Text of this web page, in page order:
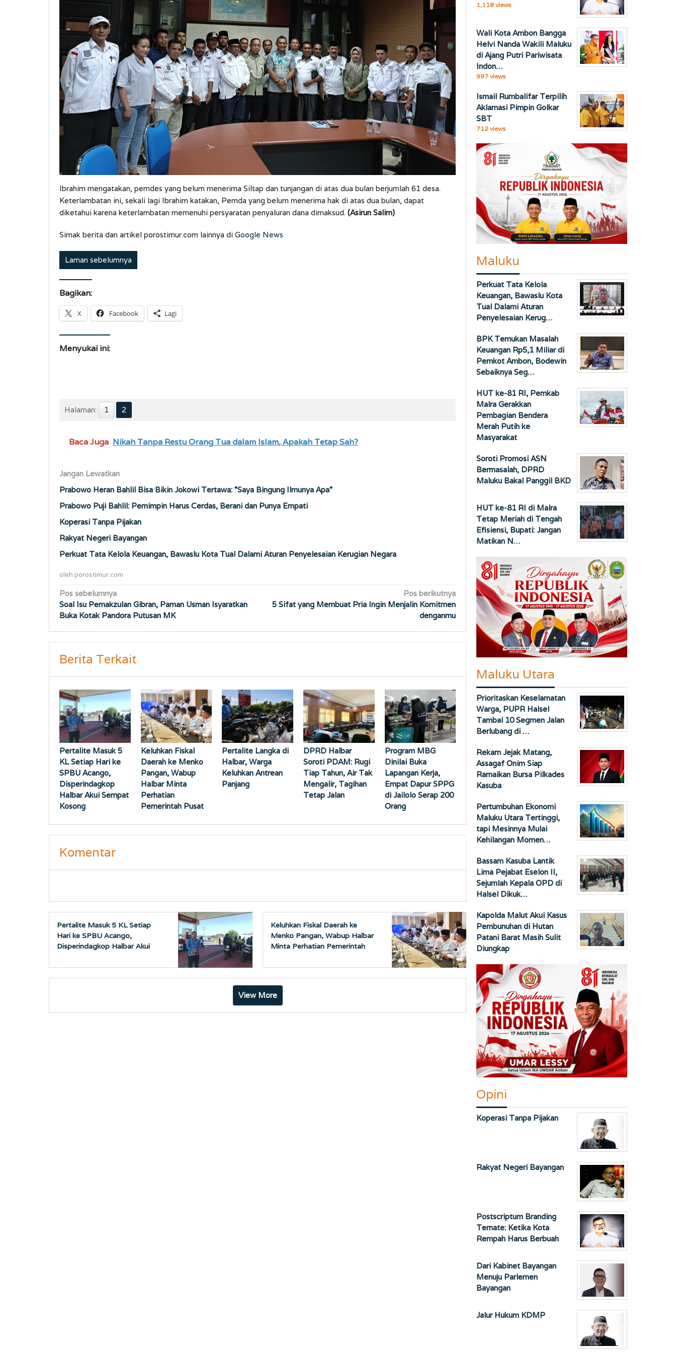
Ibrahim mengatakan, pemdes yang belum menerima Siltap dan tunjangan di atas dua bulan berjumlah 61 desa.
Keterlambatan ini, sekali lagi Ibrahim katakan, Pemda yang belum menerima hak di atas dua bulan, dapat
diketahui karena keterlambatan memenuhi persyaratan penyaluran dana dimaksud. (Asirun Salim)
Simak berita dan artikel porostimur.com lainnya di Google News
Laman sebelumnya
Bagikan:
X Facebook Lagi
Menyukai ini:
Halaman: 1 2
Baca Juga Nikah Tanpa Restu Orang Tua dalam Islam, Apakah Tetap Sah?
Jangan Lewatkan
Prabowo Heran Bahlil Bisa Bikin Jokowi Tertawa: “Saya Bingung Ilmunya Apa”
Prabowo Puji Bahlil: Pemimpin Harus Cerdas, Berani dan Punya Empati
Koperasi Tanpa Pijakan
Rakyat Negeri Bayangan
Perkuat Tata Kelola Keuangan, Bawaslu Kota Tual Dalami Aturan Penyelesaian Kerugian Negara
oleh porostimur.com
Navigasi
pos
Pos sebelumnya
Soal Isu Pemakzulan Gibran, Paman Usman Isyaratkan
Buka Kotak Pandora Putusan MK
Pos berikutnya
5 Sifat yang Membuat Pria Ingin Menjalin Komitmen
denganmu
Berita Terkait
Pertalite Masuk 5
KL Setiap Hari ke
SPBU Acango,
Disperindagkop
Halbar Akui Sempat
Kosong
Keluhkan Fiskal
Daerah ke Menko
Pangan, Wabup
Halbar Minta
Perhatian
Pemerintah Pusat
Pertalite Langka di
Halbar, Warga
Keluhkan Antrean
Panjang
DPRD Halbar
Soroti PDAM: Rugi
Tiap Tahun, Air Tak
Mengalir, Tagihan
Tetap Jalan
Program MBG
Dinilai Buka
Lapangan Kerja,
Empat Dapur SPPG
di Jailolo Serap 200
Orang
Komentar
Pertalite Masuk 5 KL Setiap
Hari ke SPBU Acango,
Disperindagkop Halbar Akui
Keluhkan Fiskal Daerah ke
Menko Pangan, Wabup Halbar
Minta Perhatian Pemerintah
View More
1,118 views
Wali Kota Ambon Bangga
Helvi Nanda Wakili Maluku
di Ajang Putri Pariwisata
Indon…
997 views
Ismail Rumbalifar Terpilih
Aklamasi Pimpin Golkar
SBT
712 views
Maluku
Perkuat Tata Kelola
Keuangan, Bawaslu Kota
Tual Dalami Aturan
Penyelesaian Kerug…
BPK Temukan Masalah
Keuangan Rp5,1 Miliar di
Pemkot Ambon, Bodewin
Sebaiknya Seg…
HUT ke-81 RI, Pemkab
Malra Gerakkan
Pembagian Bendera
Merah Putih ke
Masyarakat
Soroti Promosi ASN
Bermasalah, DPRD
Maluku Bakal Panggil BKD
HUT ke-81 RI di Malra
Tetap Meriah di Tengah
Efisiensi, Bupati: Jangan
Matikan N…
Maluku Utara
Prioritaskan Keselamatan
Warga, PUPR Halsel
Tambal 10 Segmen Jalan
Berlubang di …
Rekam Jejak Matang,
Assagaf Onim Siap
Ramaikan Bursa Pilkades
Kasuba
Pertumbuhan Ekonomi
Maluku Utara Tertinggi,
tapi Mesinnya Mulai
Kehilangan Momen…
Bassam Kasuba Lantik
Lima Pejabat Eselon II,
Sejumlah Kepala OPD di
Halsel Dikuk…
Kapolda Malut Akui Kasus
Pembunuhan di Hutan
Patani Barat Masih Sulit
Diungkap
Opini
Koperasi Tanpa Pijakan
Rakyat Negeri Bayangan
Postscriptum Branding
Ternate: Ketika Kota
Rempah Harus Berbuah
Dari Kabinet Bayangan
Menuju Parlemen
Bayangan
Jalur Hukum KDMP